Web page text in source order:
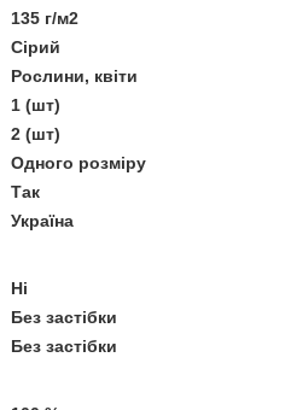
135 г/м2
Сірий
Рослини, квіти
1 (шт)
2 (шт)
Одного розміру
Так
Україна
Ні
Без застібки
Без застібки